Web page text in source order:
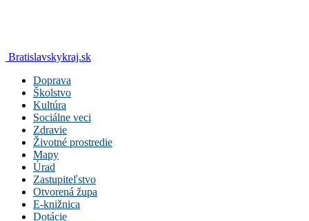
Bratislavskykraj.sk
Doprava
Školstvo
Kultúra
Sociálne veci
Zdravie
Životné prostredie
Mapy
Úrad
Zastupiteľstvo
Otvorená župa
E-knižnica
Dotácie